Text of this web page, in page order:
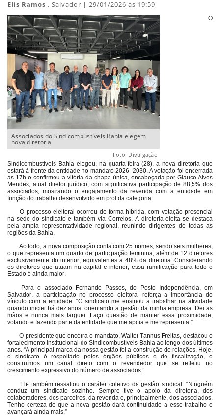
Elis Ramos , Salvador | 29/01/2026 às 19:59
Associados do Sindicombustíveis Bahia elegem
nova diretoria
Foto: Divulgação
O
Sindicombustíveis Bahia elegeu, na quarta-feira (28), a nova diretoria que
estará à frente da entidade no mandato 2026–2030. A votação foi encerrada
às 17h e confirmou a vitória da chapa única, encabeçada por Glauco Alves
Mendes, atual diretor jurídico, com significativa participação de 88,5% dos
associados, mostrando o engajamento da revenda com a entidade em
função do trabalho desenvolvido em prol da categoria.
O processo eleitoral ocorreu de forma híbrida, com votação presencial
na sede do sindicato e também via Correios. A diretoria eleita se destaca
pela ampla representatividade regional, reunindo dirigentes de todas as
regiões da Bahia.
Ao todo, a nova composição conta com 25 nomes, sendo seis mulheres,
o que representa um quarto de participação feminina, além de 12 diretores
exclusivamente do interior, equivalentes a 48% da diretoria. Considerando
os diretores que atuam na capital e interior, essa ramificação para todo o
Estado é ainda maior.
Para o associado Fernando Passos, do Posto Independência, em
Salvador, a participação no processo eleitoral reforça a importância do
vínculo com a entidade. “O sindicato me ensinou a trabalhar na atividade
quando iniciei há dez anos, orientando a gestão da minha empresa. Dei as
mãos e nunca mais larguei. Faço questão de manter essa proximidade,
votando e fazendo parte da entidade que me apoia e me representa.”
O presidente que encerra o mandato, Walter Tannus Freitas, destacou o
fortalecimento institucional do Sindicombustíveis Bahia ao longo dos últimos
anos. “A principal marca da nossa gestão foi a construção de relações. Hoje,
o sindicato é respeitado pelos órgãos públicos e de fiscalização, e
construímos um canal direto com o revendedor que se refletiu no
crescimento expressivo do número de associados.”
Ele também ressaltou o caráter coletivo da gestão sindical. “Ninguém
conduz um sindicato sozinho. Sempre tive o apoio da diretoria, dos
colaboradores, dos parceiros, da revenda e, principalmente, dos associados.
Tenho certeza de que a nova gestão dará continuidade a esse trabalho e
avançará ainda mais.”